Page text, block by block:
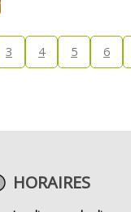
3 4 5 6
HORAIRES